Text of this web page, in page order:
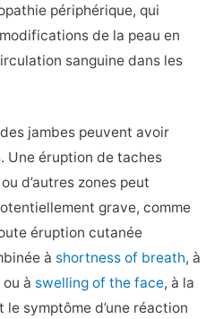
périphérique, qui
de la peau en
sanguine dans les
jambes peuvent avoir
Une éruption de taches
d’autres zones peut
grave, comme
éruption cutanée
à shortness of breath, à
à swelling of the face, à la
symptôme d’une réaction